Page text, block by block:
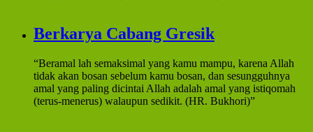
Berkarya Cabang Gresik
“Beramal lah semaksimal yang kamu mampu, karena Allah
tidak akan bosan sebelum kamu bosan, dan sesungguhnya
amal yang paling dicintai Allah adalah amal yang istiqomah
(terus-menerus) walaupun sedikit. (HR. Bukhori)”